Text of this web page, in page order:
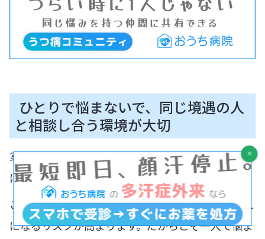
ひとりで悩まないで、同じ境遇の人
と相談し合う環境が大切
家族や大切な人がうつ病になったとき、その接し方
に悩む人は少なくありません。
ここでもし身近に相談できる人がいないと、共倒れ
になるリスクが高まります。だからこそ一人で悩ま